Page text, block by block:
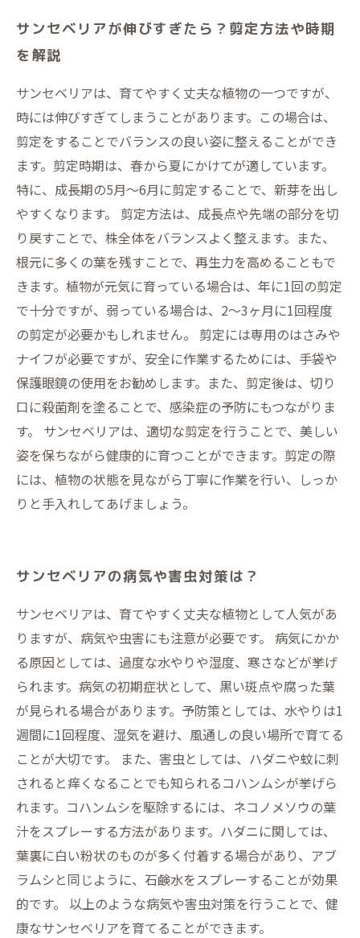
サンセベリアが伸びすぎたら？剪定方法や時期
を解説
サンセベリアは、育てやすく丈夫な植物の一つですが、
時には伸びすぎてしまうことがあります。この場合は、
剪定をすることでバランスの良い姿に整えることができ
ます。剪定時期は、春から夏にかけてが適しています。
特に、成長期の5月～6月に剪定することで、新芽を出し
やすくなります。 剪定方法は、成長点や先端の部分を切
り戻すことで、株全体をバランスよく整えます。また、
根元に多くの葉を残すことで、再生力を高めることもで
きます。植物が元気に育っている場合は、年に1回の剪定
で十分ですが、弱っている場合は、2～3ヶ月に1回程度
の剪定が必要かもしれません。 剪定には専用のはさみや
ナイフが必要ですが、安全に作業するためには、手袋や
保護眼鏡の使用をお勧めします。また、剪定後は、切り
口に殺菌剤を塗ることで、感染症の予防にもつながりま
す。 サンセベリアは、適切な剪定を行うことで、美しい
姿を保ちながら健康的に育つことができます。剪定の際
には、植物の状態を見ながら丁寧に作業を行い、しっか
りと手入れしてあげましょう。
サンセベリアの病気や害虫対策は？
サンセベリアは、育てやすく丈夫な植物として人気があ
りますが、病気や虫害にも注意が必要です。 病気にかか
る原因としては、過度な水やりや湿度、寒さなどが挙げ
られます。病気の初期症状として、黒い斑点や腐った葉
が見られる場合があります。予防策としては、水やりは1
週間に1回程度、湿気を避け、風通しの良い場所で育てる
ことが大切です。 また、害虫としては、ハダニや蚊に刺
されると痒くなることでも知られるコハンムシが挙げら
れます。コハンムシを駆除するには、ネコノメソウの葉
汁をスプレーする方法があります。ハダニに関しては、
葉裏に白い粉状のものが多く付着する場合があり、アブ
ラムシと同じように、石鹸水をスプレーすることが効果
的です。 以上のような病気や害虫対策を行うことで、健
康なサンセベリアを育てることができます。